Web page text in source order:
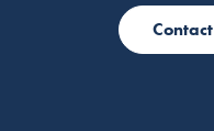
Contact